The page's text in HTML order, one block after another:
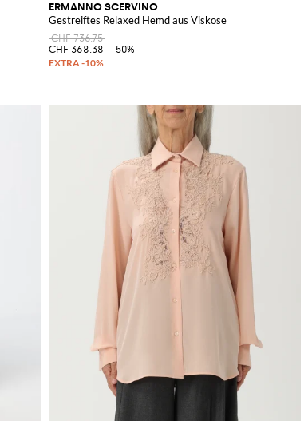
ERMANNO SCERVINO
Gestreiftes Relaxed Hemd aus Viskose
CHF 736.75
CHF 368.38
-50%